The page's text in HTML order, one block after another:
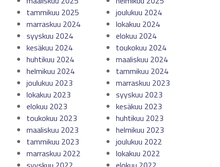
tammikuu 2025
joulukuu 2024
marraskuu 2024
lokakuu 2024
syyskuu 2024
elokuu 2024
kesäkuu 2024
toukokuu 2024
huhtikuu 2024
maaliskuu 2024
helmikuu 2024
tammikuu 2024
joulukuu 2023
marraskuu 2023
lokakuu 2023
syyskuu 2023
elokuu 2023
kesäkuu 2023
toukokuu 2023
huhtikuu 2023
maaliskuu 2023
helmikuu 2023
tammikuu 2023
joulukuu 2022
marraskuu 2022
lokakuu 2022